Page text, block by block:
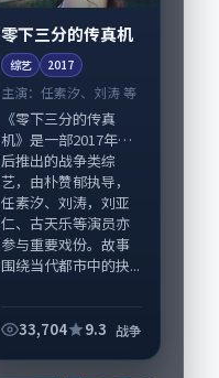
零下三分的传真机
综艺 2017
主演：任素汐、刘涛 等
《零下三分的传真
机》是一部2017年前
后推出的战争类综
艺，由朴赞郁执导，
任素汐、刘涛，刘亚
仁、古天乐等演员亦
参与重要戏份。故事
围绕当代都市中的抉...
33,704 9.3 战争